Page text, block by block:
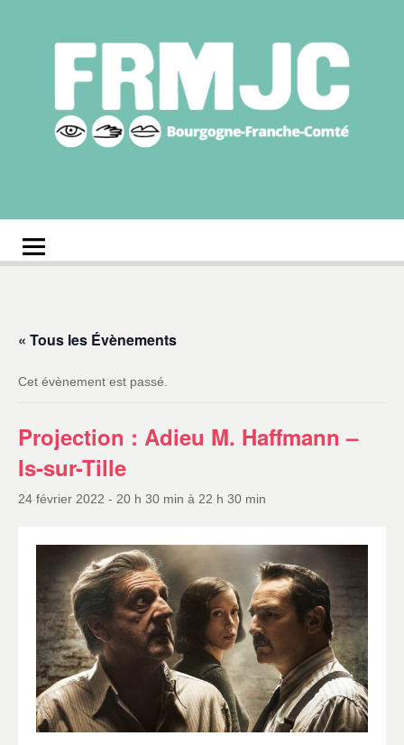
régionale des MJC
Bourgogne-Franche-
« Tous les Évènements
Cet évènement est passé.
Projection : Adieu M. Haffmann –
Is-sur-Tille
24 février 2022 - 20 h 30 min à 22 h 30 min